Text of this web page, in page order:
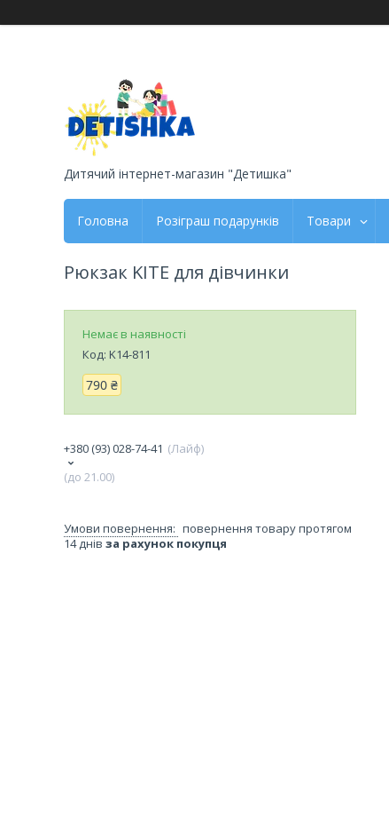
Дитячий інтернет-магазин "Детишка"
Головна Розіграш подарунків Товари
Рюкзак KITE для дівчинки
Немає в наявності
Код: K14-811
790 ₴
+380 (93) 028-74-41
Лайф
(до 21.00)
повернення товару протягом
14 днів за рахунок покупця